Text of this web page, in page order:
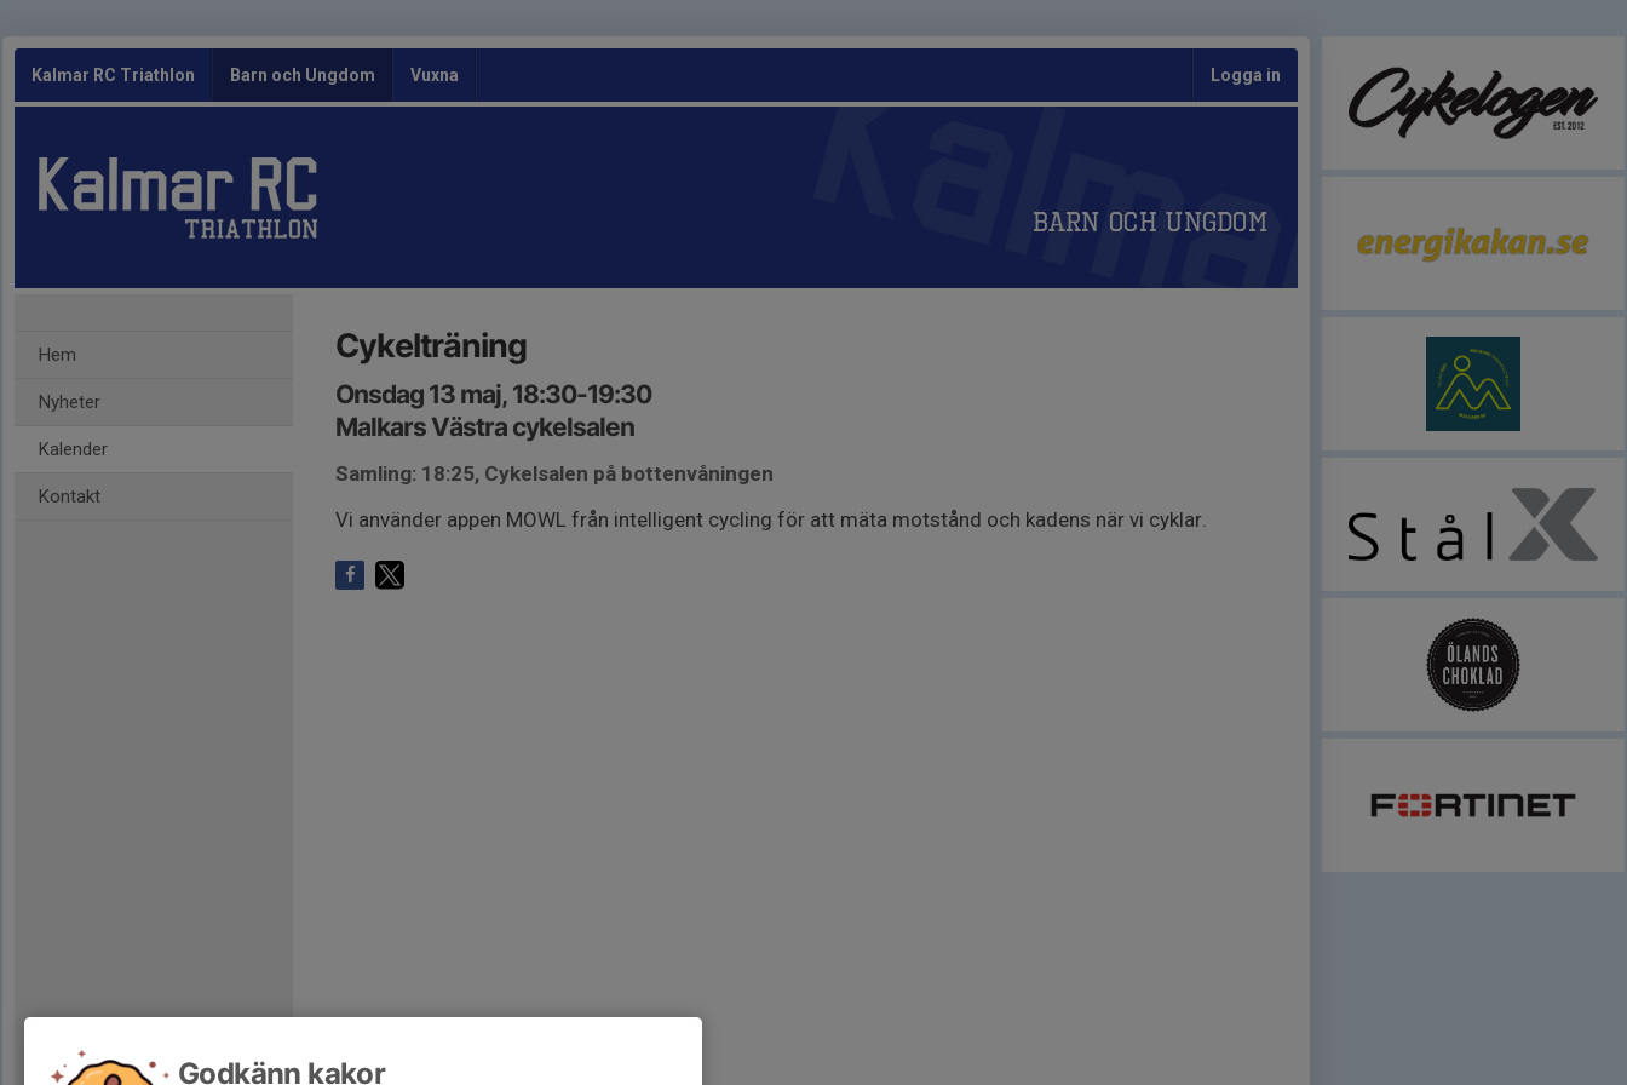
Kalmar RC Triathlon Barn och Ungdom Vuxna Logga in
Barn och Ungdom
Hem
Nyheter
Kalender
Kontakt
Cykelträning
Onsdag 13 maj, 18:30-19:30
Malkars Västra cykelsalen
Samling: 18:25, Cykelsalen på bottenvåningen
Vi använder appen MOWL från intelligent cycling för att mäta motstånd och kadens när vi cyklar.
Godkänn kakor